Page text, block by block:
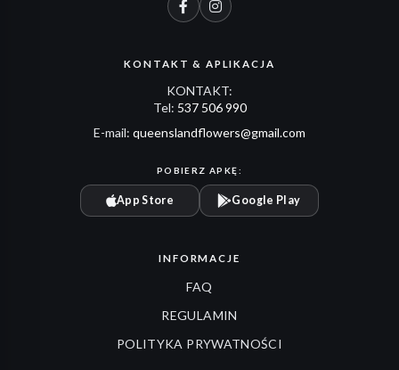
KONTAKT & APLIKACJA
KONTAKT:
Tel: 537 506 990
E-mail: queenslandflowers@gmail.com
POBIERZ APKĘ:
App Store Google Play
INFORMACJE
FAQ
REGULAMIN
POLITYKA PRYWATNOŚCI